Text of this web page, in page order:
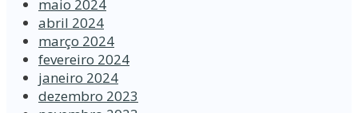
maio 2024
abril 2024
março 2024
fevereiro 2024
janeiro 2024
dezembro 2023